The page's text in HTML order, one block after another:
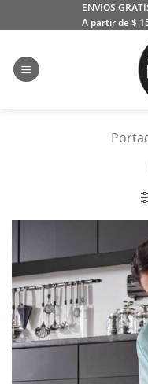
al
ENVIOS
A partir de $